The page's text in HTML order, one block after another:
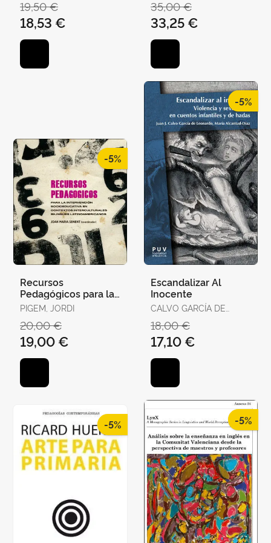
19,50 €
18,53 €
AGULLÓ, BLANCA
35,00 €
33,25 €
-5%
Recursos
Pedagógicos para la
Intervención
Socioeducativa en
Contextos Intercultu
PIGEM, JORDI
20,00 €
19,00 €
-5%
Escandalizar Al
Inocente
CALVO GARCÍA DE
/ ALCANTUD DÍAZ,
MARÍA
18,00 €
17,10 €
-5% -5%